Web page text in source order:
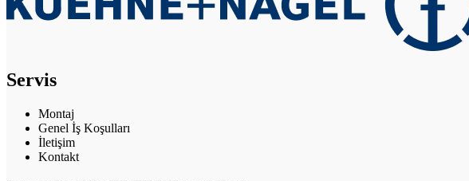
Servis
Montaj
Genel İş Koşulları
İletişim
Kontakt